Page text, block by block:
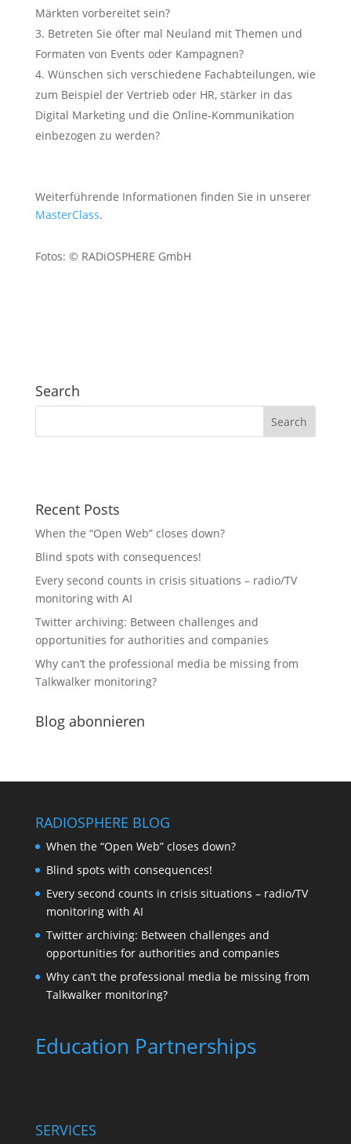
Märkten vorbereitet sein?
Betreten Sie öfter mal Neuland mit Themen und
Formaten von Events oder Kampagnen?
Wünschen sich verschiedene Fachabteilungen, wie
zum Beispiel der Vertrieb oder HR, stärker in das
Digital Marketing und die Online-Kommunikation
einbezogen zu werden?
Weiterführende Informationen finden Sie in unserer
MasterClass.
Fotos: © RADiOSPHERE GmbH
Search
Recent Posts
When the “Open Web” closes down?
Blind spots with consequences!
Every second counts in crisis situations – radio/TV
monitoring with AI
Twitter archiving: Between challenges and
opportunities for authorities and companies
Why can’t the professional media be missing from
Talkwalker monitoring?
Blog abonnieren
RADIOSPHERE BLOG
When the “Open Web” closes down?
Blind spots with consequences!
Every second counts in crisis situations – radio/TV
monitoring with AI
Twitter archiving: Between challenges and
opportunities for authorities and companies
Why can’t the professional media be missing from
Talkwalker monitoring?
Education Partnerships
SERVICES